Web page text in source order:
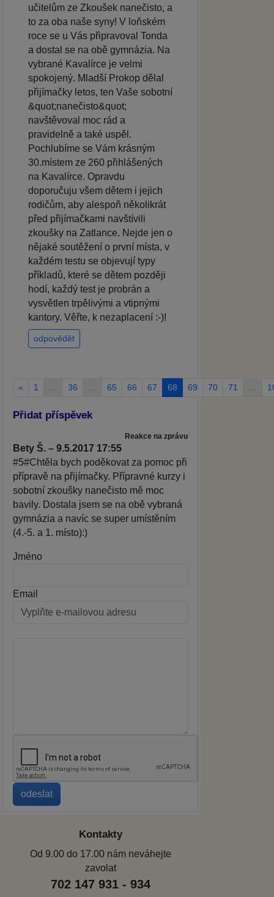
učitelům ze Zkoušek nanečisto, a
to za oba naše syny! V loňském
roce se u Vás připravoval Tonda
a dostal se na obě gymnázia. Na
vybrané Kavalírce je velmi
spokojený. Mladší Prokop dělal
přijímačky letos, ten Vaše sobotní
&quot;nanečisto&quot;
navštěvoval moc rád a
pravidelně a také uspěl.
Pochlubíme se Vám krásným
30.místem ze 260 přihlášených
na Kavalírce. Opravdu
doporučuju všem dětem i jejich
rodičům, aby alespoň několikrát
před přijímačkami navštívili
zkoušky na Zatlance. Nejde jen o
nějaké soutěžení o první místa, v
každém testu se objevují typy
příkladů, které se dětem později
hodí, každý test je probrán a
vysvětlen trpělivými a vtipnými
kantory. Věřte, k nezaplacení :-)!
odpovědět
« 1 36 65 66 67 68 69 70 71
Přidat příspěvek
Reakce na zprávu
Bety Š. – 9.5.2017 17:55
#5#Chtěla bych poděkovat za pomoc při
přípravě na přijímačky. Přípravné kurzy i
sobotní zkoušky nanečisto mě moc
bavily. Dostala jsem se na obě vybraná
gymnázia a navíc se super umístěním
(4.-5. a 1. místo):)
Jméno
Email
Kontakty
Od 9.00 do 17.00 nám neváhejte
zavolat
702 147 931 - 934